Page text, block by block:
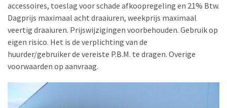
accessoires, toeslag voor schade afkoopregeling en 21% Btw.
Dagprijs maximaal acht draaiuren, weekprijs maximaal
veertig draaiuren. Prijswijzigingen voorbehouden. Gebruik op
eigen risico. Het is de verplichting van de
huurder/gebruiker de vereiste P.B.M. te dragen. Overige
voorwaarden op aanvraag.